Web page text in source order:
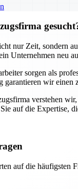
nur Zeit, sondern
Unternehmen neu
sorgen als
wir einen
verstehen
auf die Expertise,
auf die häufigsten